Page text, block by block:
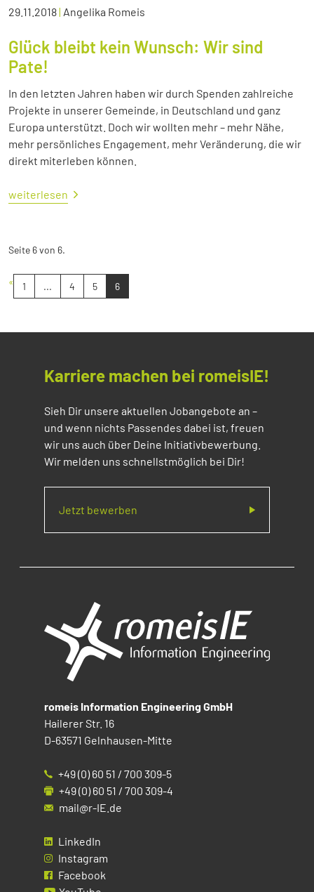
29.11.2018| Angelika Romeis
Glück bleibt kein Wunsch: Wir sind
Pate!
In den letzten Jahren haben wir durch Spenden zahlreiche
Projekte in unserer Gemeinde, in Deutschland und ganz
Europa unterstützt. Doch wir wollten mehr – mehr Nähe,
mehr persönliches Engagement, mehr Veränderung, die wir
direkt miterleben können.
weiterlesen
Seite 6 von 6.
« 1 ... 4 5 6
Karriere machen bei romeisIE!
Sieh Dir unsere aktuellen Jobangebote an –
und wenn nichts Passendes dabei ist, freuen
wir uns auch über Deine Initiativbewerbung.
Wir melden uns schnellstmöglich bei Dir!
Jetzt bewerben
romeis Information Engineering GmbH
Hailerer Str. 16
D-63571 Gelnhausen-Mitte
+49 (0) 60 51 / 700 309-5
+49 (0) 60 51 / 700 309-4
mail@r-IE.de
LinkedIn
Instagram
Facebook